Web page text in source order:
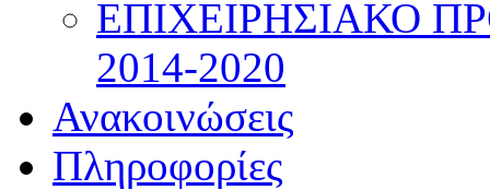
ΕΠΙΧΕΙΡΗΣΙΑΚΟ
2014-2020
Ανακοινώσεις
Πληροφορίες